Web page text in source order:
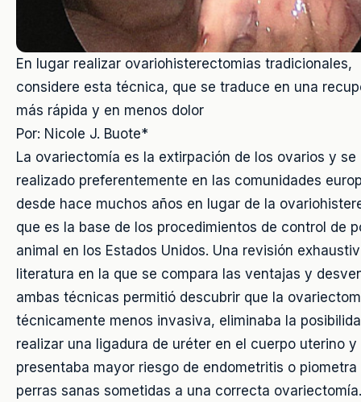
En lugar realizar ovariohisterectomias tradicionales,
considere esta técnica, que se traduce en una
más rápida y en menos dolor
Por: Nicole J. Buote*
La ovariectomía es la extirpación de los ovarios y se
realizado preferentemente en las comunidades
desde hace muchos años en lugar de la
que es la base de los procedimientos de control de
animal en los Estados Unidos. Una revisión
literatura en la que se compara las ventajas y
ambas técnicas permitió descubrir que la
técnicamente menos invasiva, eliminaba la
realizar una ligadura de uréter en el cuerpo uterino y
presentaba mayor riesgo de endometritis o piometra
perras sanas sometidas a una correcta